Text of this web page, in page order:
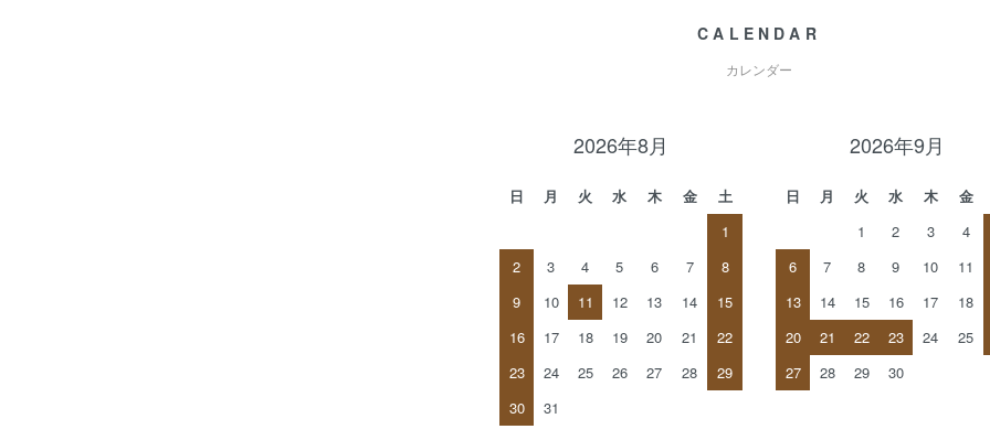
CALENDAR
カレンダー
2026年8月
日 月 火 水 木 金
土
1
2
3 4 5 6 7
8
9
10 11 12 13 14
15
16
17 18 19 20 21
22
23
24 25 26 27 28
29
30
31
2026年9月
日 月 火 水 木 金
1
2 3 4
6
7 8 9 10 11
13
14 15 16 17 18
20
21 22 23 24 25
27
28 29 30